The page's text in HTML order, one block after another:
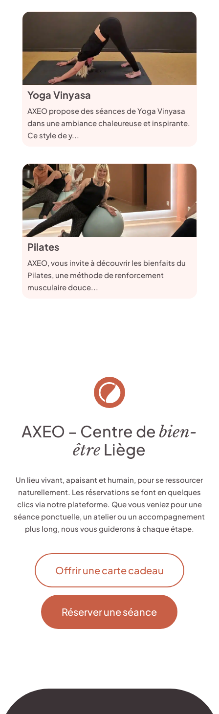
Yoga Vinyasa
AXEO propose des séances de Yoga Vinyasa
dans une ambiance chaleureuse et inspirante.
Ce style de y...
Pilates
AXEO, vous invite à découvrir les bienfaits du
Pilates, une méthode de renforcement
musculaire douce...
AXEO – Centre de bien-
être Liège
Un lieu vivant, apaisant et humain, pour se ressourcer
naturellement. Les réservations se font en quelques
clics via notre plateforme. Que vous veniez pour une
séance ponctuelle, un atelier ou un accompagnement
plus long, nous vous guiderons à chaque étape.
Offrir une carte cadeau
Réserver une séance